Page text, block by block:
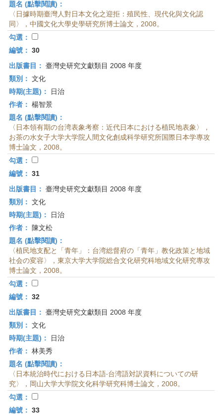
題名 (點擊閱讀)：
〈日據時期臺灣人對日本文化之迎拒：殖民性、現代化與文化認
同〉，中國文化大學史學研究所博士論文，2008。
勾選：
編號： 30
出版書目： 臺灣史研究文獻類目 2008 年度
類別： 文化
時期(主題)：
日治
作者： 楊智景
題名 (點擊閱讀)：
〈日本領有期の台湾表象考察：近代日本における植民地表象〉，
お茶の水女子大学大学院人間文化創成科学研究所国際日本学專攻
博士論文，2008。
勾選：
編號： 31
出版書目： 臺灣史研究文獻類目 2008 年度
類別： 文化
時期(主題)：
日治
作者：
陳文松
題名 (點擊閱讀)：
〈植民地支配と「青年」：台湾総督府の「青年」教化政策と地域
社会の変容〉，東京大学大学院総合文化研究科地域文化研究專攻
博士論文，2008。
勾選：
編號： 32
出版書目： 臺灣史研究文獻類目 2008 年度
類別： 文化
時期(主題)：
日治
作者： 林美秀
題名 (點擊閱讀)：
〈日本統治時代における日本語‧台湾語対訳資料についての研
究〉，岡山大学大学院文化科学研究科博士論文，2008。
勾選：
編號： 33